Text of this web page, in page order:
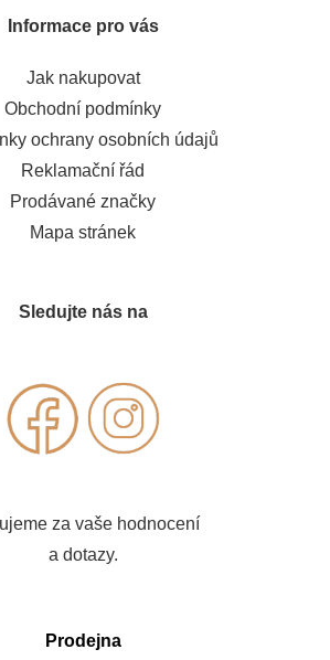
Informace pro vás
Jak nakupovat
Obchodní podmínky
ochrany osobních údajů
Reklamační řád
Prodávané značky
Mapa stránek
Sledujte nás na
za vaše hodnocení
a dotazy.
Prodejna